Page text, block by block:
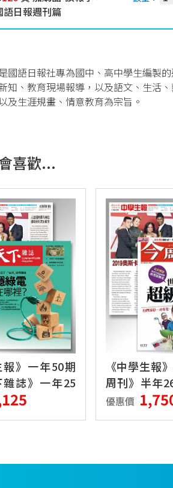
語日報週刊篇
國語日報社專為國中、高中學生編製
知、教育現場報導，以及語文、生活
及生涯規畫、情意教育為宗旨。
喜歡...
報》一年50期
雜誌》一年25
《中學生報
周刊》半年
《今周刊》特
優惠價